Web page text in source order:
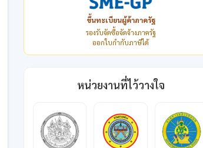
ขึ้นทะเบียนผู้ค้าภาครัฐ
รองรับจัดซื้อจัดจ้างภาครัฐ
ออกใบกำกับภาษีได้
หน่วยงานที่ไว้วางใจ